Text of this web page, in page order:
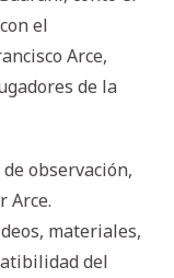
el
Arce,
de la
observación,
Arce.
materiales,
del